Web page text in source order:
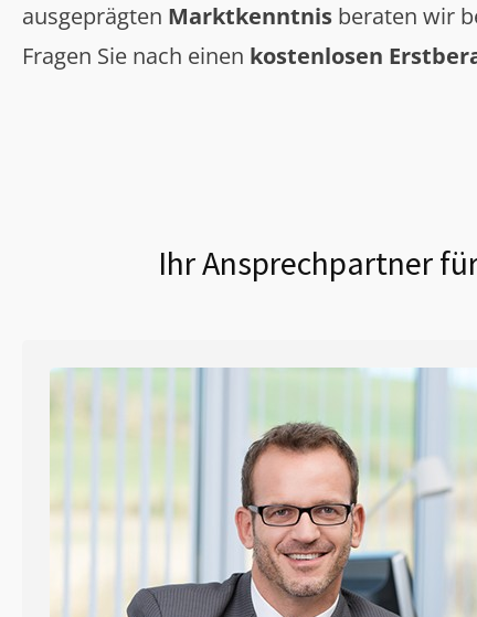
ausgeprägten Marktkenntnis beraten wir
Fragen Sie nach einen kostenlosen
Ihr Ansprechpartner